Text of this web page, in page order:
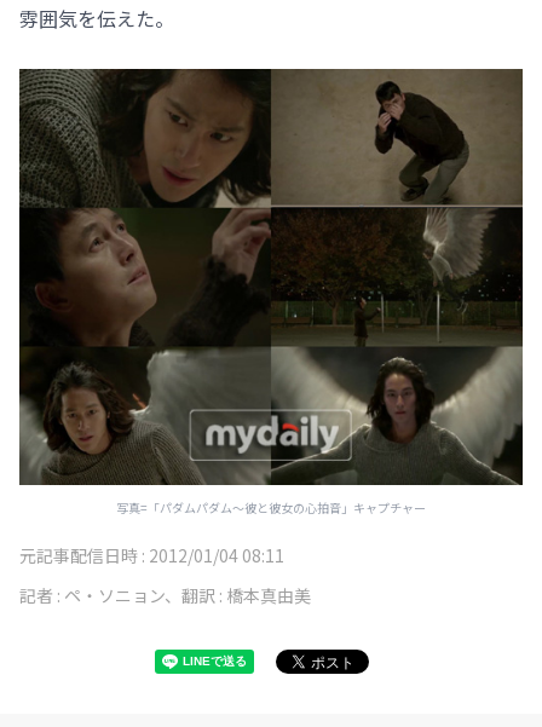
雰囲気を伝えた。
写真=「パダムパダム～彼と彼女の心拍音」キャプチャー
元記事配信日時 : 2012/01/04 08:11
記者 : ペ・ソニョン、翻訳 : 橋本真由美